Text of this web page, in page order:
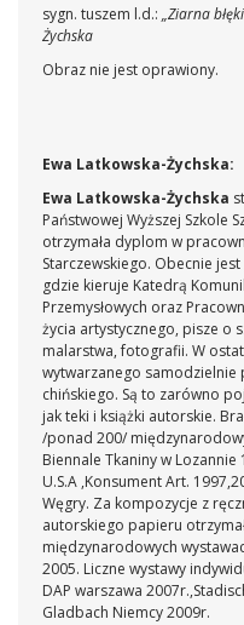
sygn. tuszem l.d.: „Ziarna
Żychska
Obraz nie jest oprawiony.
Ewa Latkowska-Żychska:
Ewa Latkowska-Żychska
Państwowej Wyższej Szkole
otrzymała dyplom w
Starczewskiego. Obecnie
gdzie kieruje Katedrą
Przemysłowych oraz
życia artystycznego, pisze o
malarstwa, fotografii. W
wytwarzanego
chińskiego. Są to zarówno
jak teki i książki autorskie.
/ponad 200/
Biennale Tkaniny w
U.S.A ,Konsument Art.
Węgry. Za kompozycje z
autorskiego papieru
międzynarodowych
2005. Liczne wystawy
DAP warszawa
Gladbach Niemcy 2009r.